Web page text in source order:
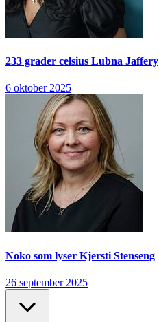
233 grader celsius Lubna Jaffery
6 oktober 2025
Noko som lyser Kjersti Stenseng
26 september 2025